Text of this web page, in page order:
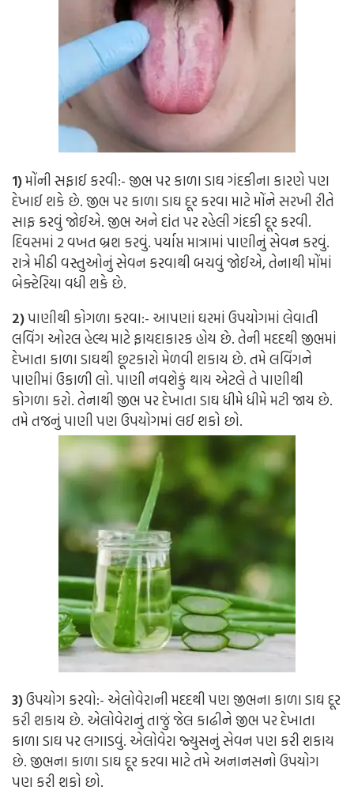
1)મોંની સફાઈ કરવી:-જીભ પર કાળા ડાઘ ગંદકીના કારણે પણ
દેખાઈ શકે છે. જીભ પર કાળા ડાઘ દૂર કરવા માટે મોંને સરખી રીતે
સાફ કરવું જોઈએ. જીભ અને દાંત પર રહેલી ગંદકી દૂર કરવી.
દિવસમાં 2 વખત બ્રશ કરવું. પર્યાપ્ત માત્રામાં પાણીનું સેવન કરવું.
રાત્રે મીઠી વસ્તુઓનું સેવન કરવાથી બચવું જોઈએ, તેનાથી મોંમાં
બેક્ટેરિયા વધી શકે છે.
2)પાણીથી કોગળા કરવા:- આપણાં ઘરમાં ઉપયોગમાં લેવાતી
લવિંગ ઓરલ હેલ્થ માટે ફાયદાકારક હોય છે. તેની મદદથી જીભમાં
દેખાતા કાળા ડાઘથી છૂટકારો મેળવી શકાય છે. તમે લવિંગને
પાણીમાં ઉકાળી લો. પાણી નવશેકું થાય એટલે તે પાણીથી
કોગળા કરો. તેનાથી જીભ પર દેખાતા ડાઘ ધીમે ધીમે મટી જાય છે.
તમે તજનું પાણી પણ ઉપયોગમાં લઈ શકો છો.
3)ઉપયોગ કરવો:- એલોવેરાની મદદથી પણ જીભના કાળા ડાઘ દૂર
કરી શકાય છે. એલોવેરાનું તાજું જેલ કાઢીને જીભ પર દેખાતા
કાળા ડાઘ પર લગાડવું. એલોવેરા જ્યુસનું સેવન પણ કરી શકાય
છે. જીભના કાળા ડાઘ દૂર કરવા માટે તમે અનાનસનો ઉપયોગ
પણ કરી શકો છો.